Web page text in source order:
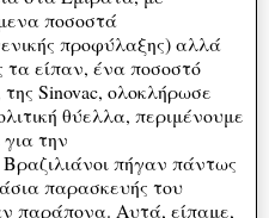
ποσοστά
προφύλαξης) αλλά
τα είπαν, ένα ποσοστό
Sinovac, ολοκλήρωσε
θύελλα, περιμένουμε
την
πήγαν πάντως
παρασκευής του
παράπονα. Αυτά, είπαμε,